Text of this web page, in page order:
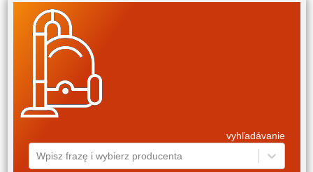
vyhľadávanie
Wpisz frazę i wybierz producenta